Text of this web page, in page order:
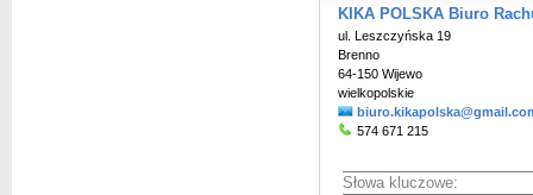
KIKA POLSKA Biuro
ul. Leszczyńska 19
Brenno
64-150 Wijewo
wielkopolskie
574 671 215
Słowa kluczowe: